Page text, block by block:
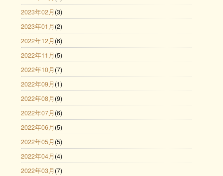
2023年02月 (3)
2023年01月 (2)
2022年12月 (6)
2022年11月 (5)
2022年10月 (7)
2022年09月 (1)
2022年08月 (9)
2022年07月 (6)
2022年06月 (5)
2022年05月 (5)
2022年04月 (4)
2022年03月 (7)